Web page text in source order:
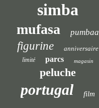
simba
mufasa pumbaa
figurine anniversaire
limité parcs magasin
peluche
portugal film